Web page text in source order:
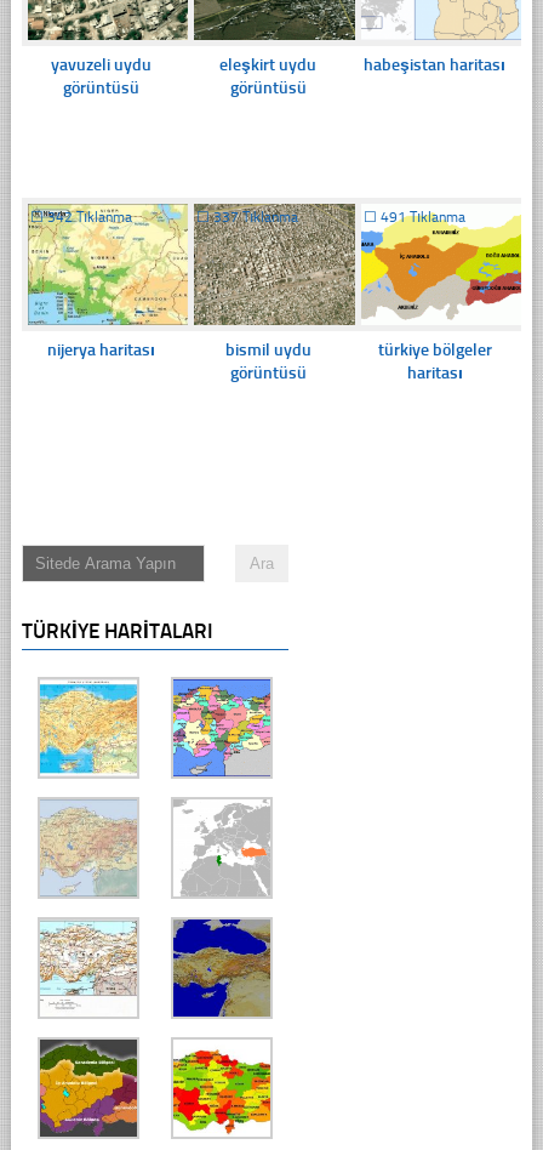
yavuzeli uydu
görüntüsü
eleşkirt uydu
görüntüsü
habeşistan haritası
☐342 Tıklanma
nijerya haritası
☐337 Tıklanma
bismil uydu
görüntüsü
☐ 491 Tıklanma
türkiye bölgeler
haritası
TÜRKIYE HARITALARI